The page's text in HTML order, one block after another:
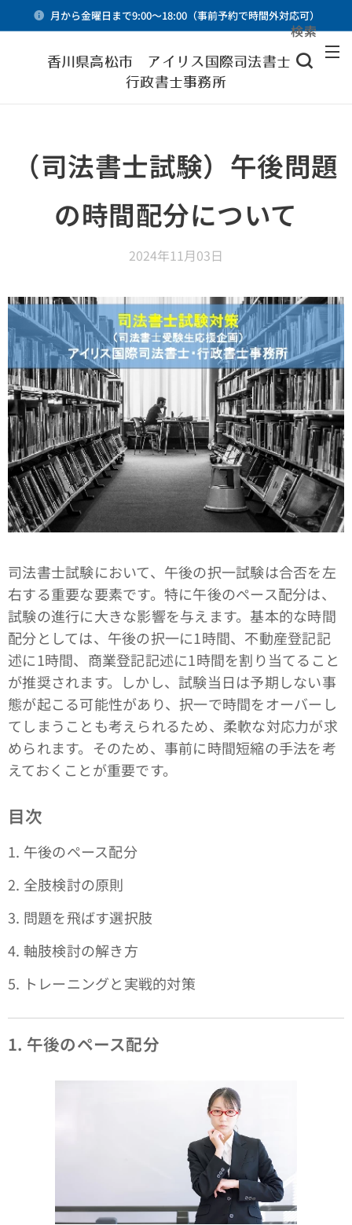
月から金曜日まで9:00～18:00（事前予約で時間外対応可）
香川県高松市 アイリス国際司法書士・
行政書士事務所
検索
（司法書士試験）午後問題
の時間配分について
2024年11月03日
司法書士試験において、午後の択一試験は合否を左
右する重要な要素です。特に午後のペース配分は、
試験の進行に大きな影響を与えます。基本的な時間
配分としては、午後の択一に1時間、不動産登記記
述に1時間、商業登記記述に1時間を割り当てること
が推奨されます。しかし、試験当日は予期しない事
態が起こる可能性があり、択一で時間をオーバーし
てしまうことも考えられるため、柔軟な対応力が求
められます。そのため、事前に時間短縮の手法を考
えておくことが重要です。
目次
1. 午後のペース配分
2. 全肢検討の原則
3. 問題を飛ばす選択肢
4. 軸肢検討の解き方
5. トレーニングと実戦的対策
1. 午後のペース配分